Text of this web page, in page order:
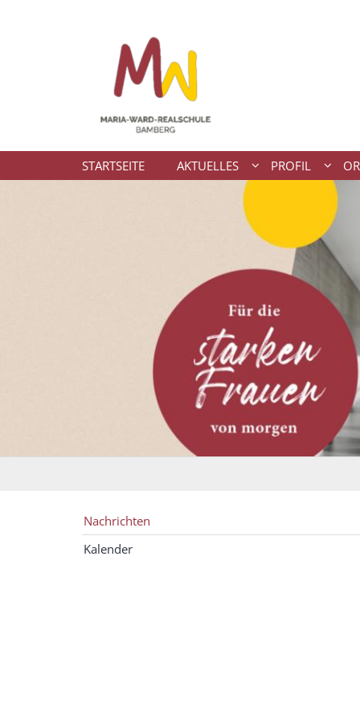
STARTSEITE AKTUELLES PROFIL
Nachrichten
Kalender